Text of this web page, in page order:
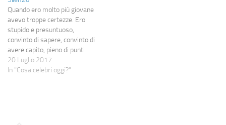
certo punto arrivano
esattamente quelle giuste.
Celebro quella musica che sa…
Quando ero molto più giovane
avevo troppe certezze. Ero
stupido e presuntuoso,
convinto di sapere, convinto di
avere capito, pieno di punti
fermi che fermi non erano, ma
io ancora non ne ero a
20 Luglio 2017
In "Cosa celebri oggi?"